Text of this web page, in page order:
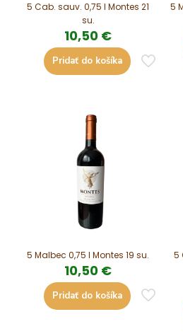
5 Cab. sauv. 0,75 l Montes 21
su.
10,50 €
Pridať do košíka
5
5 Malbec 0,75 l Montes 19 su.
10,50 €
Pridať do košíka
5